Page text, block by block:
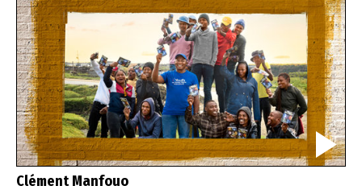
Clément Manfouo